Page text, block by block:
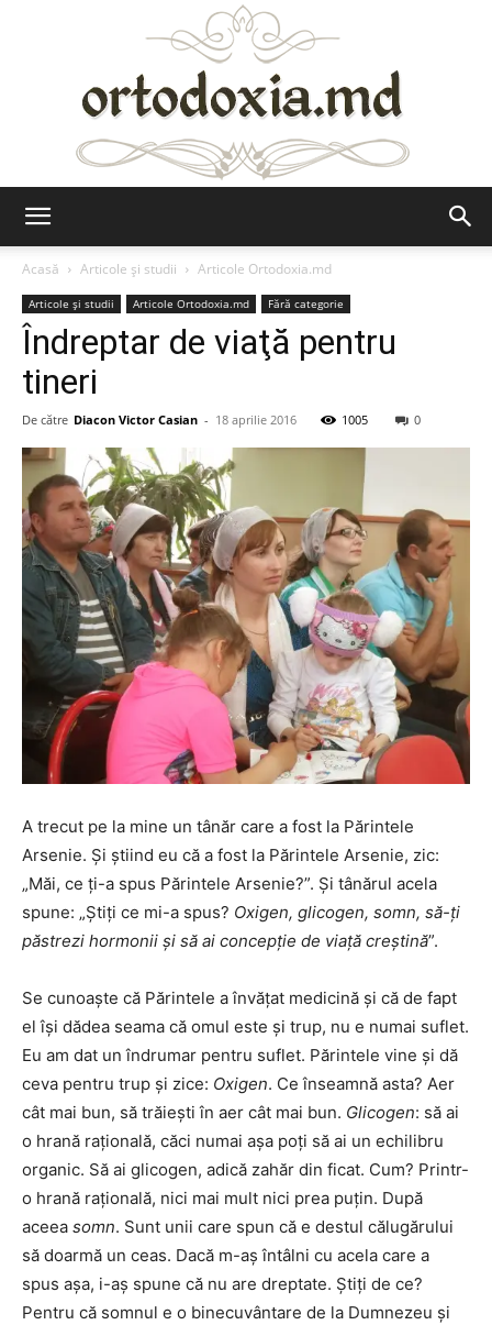
Acasă
Articole şi studii Articole Ortodoxia.md
Articole şi studii Articole Ortodoxia.md Fără categorie
Îndreptar de viaţă pentru
tineri
De către Diacon Victor Casian - 18 aprilie 2016 1005 0
A trecut pe la mine un tânăr care a fost la Părintele
Arsenie. Şi ştiind eu că a fost la Părintele Arsenie, zic:
„Măi, ce ţi-a spus Părintele Arsenie?”. Şi tânărul acela
spune: „Ştiţi ce mi-a spus? Oxigen, glicogen, somn, să-ţi
păstrezi hormonii şi să ai concepţie de viaţă creştină”.
Se cunoaşte că Părintele a învăţat medicină şi că de fapt
el îşi dădea seama că omul este şi trup, nu e numai suflet.
Eu am dat un îndrumar pentru suflet. Părintele vine şi dă
ceva pentru trup şi zice: Oxigen. Ce înseamnă asta? Aer
cât mai bun, să trăieşti în aer cât mai bun. Glicogen: să ai
o hrană raţională, căci numai aşa poţi să ai un echilibru
organic. Să ai glicogen, adică zahăr din ficat. Cum? Printr-
o hrană raţională, nici mai mult nici prea puţin. După
aceea somn. Sunt unii care spun că e destul călugărului
să doarmă un ceas. Dacă m-aş întâlni cu acela care a
spus aşa, i-aş spune că nu are dreptate. Ştiţi de ce?
Pentru că somnul e o binecuvântare de la Dumnezeu şi